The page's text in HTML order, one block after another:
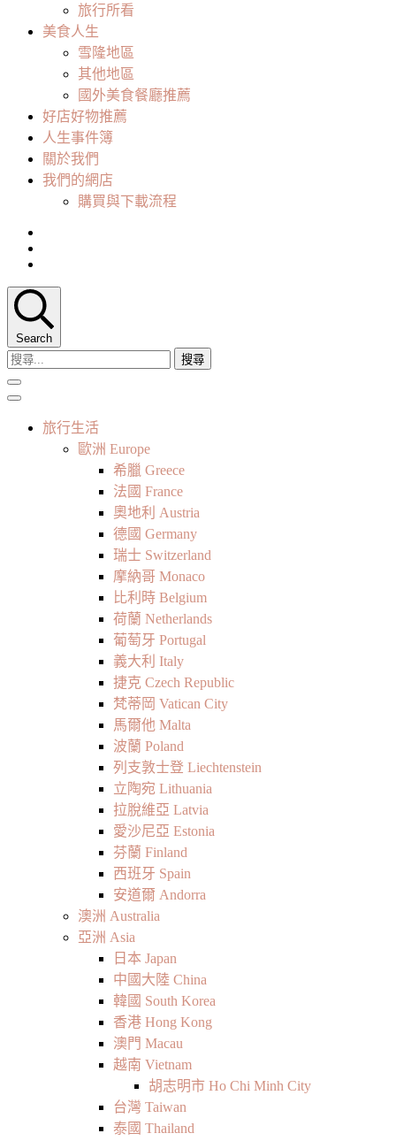
旅行所看
美食人生
雪隆地區
其他地區
國外美食餐廳推薦
好店好物推薦
人生事件簿
關於我們
我們的網店
購買與下載流程
Search
搜
尋
關
旅行生活
歐洲 Europe
希臘 Greece
法國 France
奧地利 Austria
德國 Germany
瑞士 Switzerland
摩納哥 Monaco
比利時 Belgium
荷蘭 Netherlands
葡萄牙 Portugal
義大利 Italy
捷克 Czech Republic
梵蒂岡 Vatican City
馬爾他 Malta
波蘭 Poland
列支敦士登 Liechtenstein
立陶宛 Lithuania
拉脫維亞 Latvia
愛沙尼亞 Estonia
芬蘭 Finland
西班牙 Spain
安道爾 Andorra
澳洲 Australia
亞洲 Asia
日本 Japan
中國大陸 China
韓國 South Korea
香港 Hong Kong
澳門 Macau
越南 Vietnam
胡志明市 Ho Chi Minh City
台灣 Taiwan
泰國 Thailand